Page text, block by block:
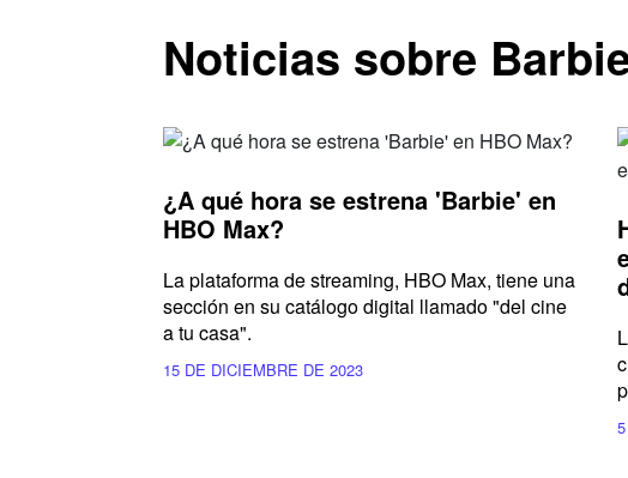
Noticias sobre
¿A qué hora se estrena 'Barbie' en
HBO Max?
La plataforma de streaming, HBO Max, tiene una
sección en su catálogo digital llamado "del cine
a tu casa".
15 DE DICIEMBRE DE 2023